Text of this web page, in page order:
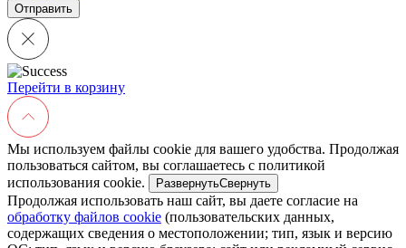
Перейти в корзину
Мы используем файлы cookie для вашего удобства. Продолжая
пользоваться сайтом, вы соглашаетесь с политикой
использования cookie.
РазвернутьСвернуть
Продолжая использовать наш сайт, вы даете согласие на
обработку файлов cookie (пользовательских данных,
содержащих сведения о местоположении; тип, язык и версию